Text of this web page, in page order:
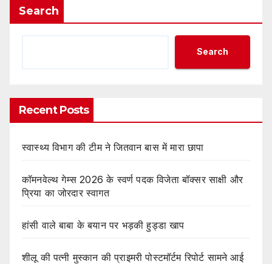
Search
Search
Recent Posts
स्वास्थ्य विभाग की टीम ने जितवान बास में मारा छापा
कॉमनवेल्थ गेम्स 2026 के स्वर्ण पदक विजेता बॉक्सर साक्षी और
प्रिया का जोरदार स्वागत
हांसी वाले बाबा के बयान पर भड़की हुड्डा खाप
शीलू की पत्नी मुस्कान की प्राइमरी पोस्टमॉर्टम रिपोर्ट सामने आई